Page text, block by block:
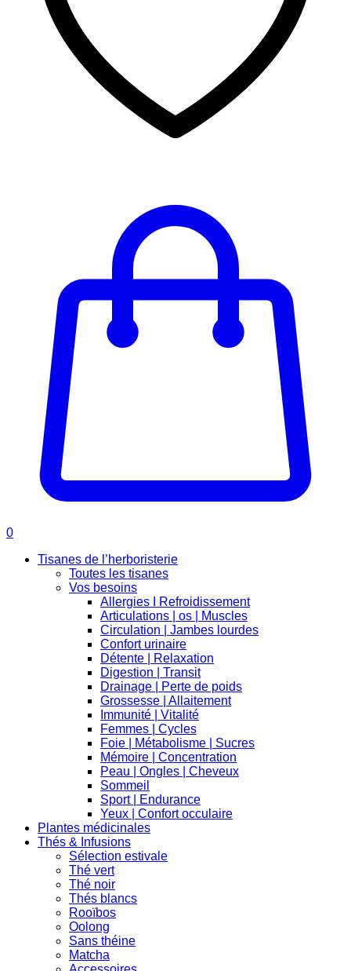
0
Tisanes de l’herboristerie
Toutes les tisanes
Vos besoins
Allergies I Refroidissement
Articulations | os | Muscles
Circulation | Jambes lourdes
Confort urinaire
Détente | Relaxation
Digestion | Transit
Drainage | Perte de poids
Grossesse | Allaitement
Immunité | Vitalité
Femmes | Cycles
Foie | Métabolisme | Sucres
Mémoire | Concentration
Peau | Ongles | Cheveux
Sommeil
Sport | Endurance
Yeux | Confort occulaire
Plantes médicinales
Thés & Infusions
Sélection estivale
Thé vert
Thé noir
Thés blancs
Rooïbos
Oolong
Sans théine
Matcha